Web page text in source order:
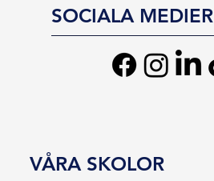
SOCIALA MEDIER
VÅRA SKOLOR